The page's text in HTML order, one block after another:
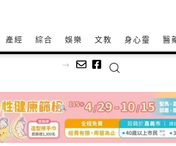
產經 綜合 娛樂 文教 身心𩆜 醫